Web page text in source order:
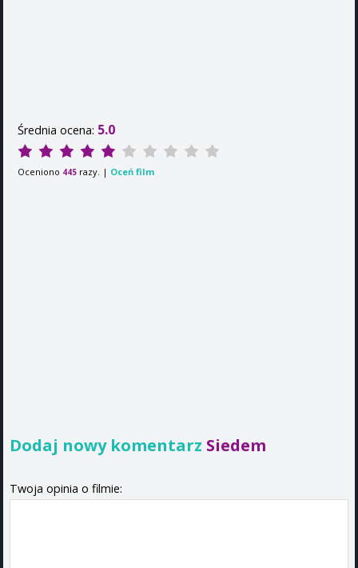
Średnia ocena: 5.0
Oceniono 445 razy. | Oceń film
Dodaj nowy komentarz Siedem
Twoja opinia o filmie: